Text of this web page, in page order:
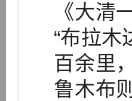
《大清
“布拉
百余里
鲁木布